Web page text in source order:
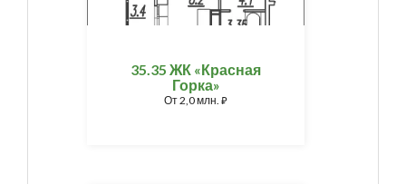
35.35 ЖК «Красная
Горка»
От2,0 млн. ⃏